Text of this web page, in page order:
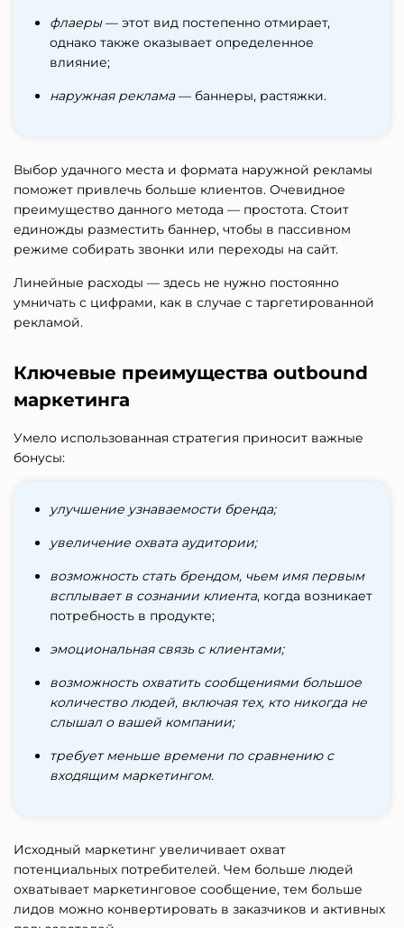
флаеры— этот вид постепенно отмирает,
однако также оказывает определенное
влияние;
наружная реклама— баннеры, растяжки.
Выбор удачного места и формата наружной рекламы
поможет привлечь больше клиентов. Очевидное
преимущество данного метода — простота. Стоит
единожды разместить баннер, чтобы в пассивном
режиме собирать звонки или переходы на сайт.
Линейные расходы — здесь не нужно постоянно
умничать с цифрами, как в случае с таргетированной
рекламой.
Ключевые преимущества outbound
маркетинга
Умело использованная стратегия приносит важные
бонусы:
улучшение узнаваемости бренда;
увеличение охвата аудитории;
возможность стать брендом, чьем имя первым
всплывает в сознании клиента, когда возникает
потребность в продукте;
эмоциональная связь с клиентами;
возможность охватить сообщениями большое
количество людей, включая тех, кто никогда не
слышал о вашей компании;
требует меньше времени по сравнению с
входящим маркетингом.
Исходный маркетинг увеличивает охват
потенциальных потребителей. Чем больше людей
охватывает маркетинговое сообщение, тем больше
лидов можно конвертировать в заказчиков и активных